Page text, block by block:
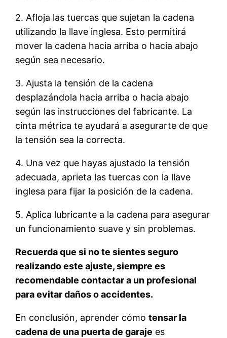
2. Afloja las tuercas que sujetan la cadena
utilizando la llave inglesa. Esto permitirá
mover la cadena hacia arriba o hacia abajo
según sea necesario.
3. Ajusta la tensión de la cadena
desplazándola hacia arriba o hacia abajo
según las instrucciones del fabricante. La
cinta métrica te ayudará a asegurarte de que
la tensión sea la correcta.
4. Una vez que hayas ajustado la tensión
adecuada, aprieta las tuercas con la llave
inglesa para fijar la posición de la cadena.
5. Aplica lubricante a la cadena para asegurar
un funcionamiento suave y sin problemas.
Recuerda que si no te sientes seguro
realizando este ajuste, siempre es
recomendable contactar a un profesional
para evitar daños o accidentes.
En conclusión, aprender cómotensar la
cadena de una puerta de garaje es